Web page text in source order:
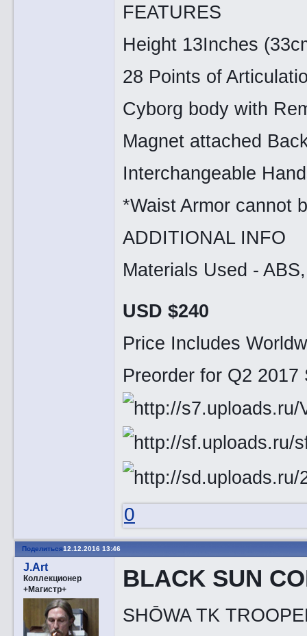
FEATURES
Height 13Inches
28 Points of
Cyborg body with
Magnet attached
Interchangeable
*Waist Armor cannot
ADDITIONAL INFO
Materials Used -
USD $240
Price Includes
Preorder for Q2 2017
0
Поделиться12.12.2016 13:46
J.Art
Коллекционер
+Магистр+
BLACK SUN
SHŌWA TK